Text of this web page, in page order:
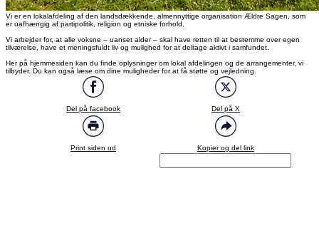
Vi er en lokalafdeling af den landsdækkende, almennyttige organisation Ældre Sagen, som
er uafhængig af partipolitik, religion og etniske forhold.
Vi arbejder for, at alle voksne – uanset alder – skal have retten til at bestemme over egen
tilværelse, have et meningsfuldt liv og mulighed for at deltage aktivt i samfundet.
Her på hjemmesiden kan du finde oplysninger om lokal afdelingen og de arrangementer, vi
tilbyder. Du kan også læse om dine muligheder for at få støtte og vejledning.
Del på facebook Del på X
Print siden ud Kopier og del link